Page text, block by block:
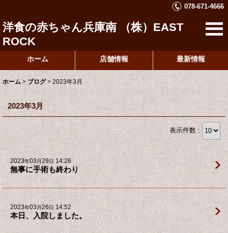
078-671-4666
洋食の赤ちゃん兵庫南 （株）EAST
ROCK
ホーム 店舗情報 最新情報
ホーム > ブログ > 2023年3月
2023年3月
表示件数 :
2023年03月29日 14:26
無事に手術も終わり
2023年03月26日 14:52
本日、入院しました。